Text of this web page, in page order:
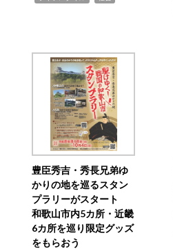
豊臣秀吉・秀長兄弟ゆ
かりの地を巡るスタン
プラリーがスタート
和歌山市内5カ所・近畿
6カ所を巡り限定グッズ
をもらおう